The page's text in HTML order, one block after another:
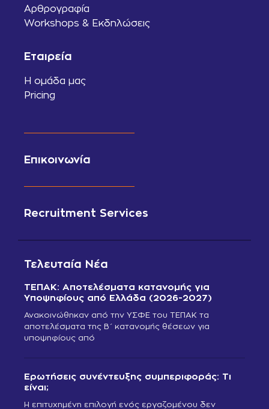
Αρθρογραφία
Workshops & Εκδηλώσεις
Εταιρεία
Η ομάδα μας
Pricing
Επικοινωνία
Recruitment Services
Τελευταία Νέα
ΤΕΠΑΚ: Αποτελέσματα κατανομής για
Υποψηφίους από Ελλάδα (2026-2027)
Ανακοινώθηκαν από την ΥΣΦΕ του ΤΕΠΑΚ τα
αποτελέσματα της Β΄ κατανομής θέσεων για
υποψηφίους από
Ερωτήσεις συνέντευξης συμπεριφοράς: Τι
είναι;
Η επιτυχημένη επιλογή ενός εργαζομένου δεν